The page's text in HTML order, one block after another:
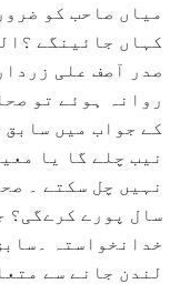
میاں صاحب کو
کہاں جائینگے
صدر آصف علی
روانہ ہوئے تو
کے جواب میں سابق
نیب چلے گا یا
سال پورے کرےگی؟
خدانخواستہ
لندن جانے سے